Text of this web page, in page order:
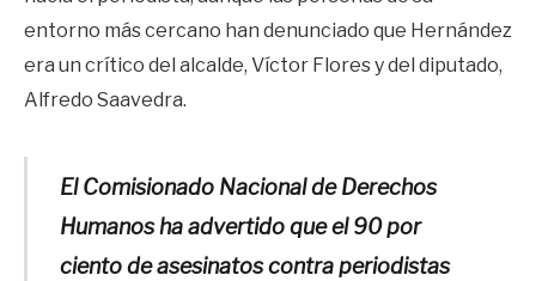
entorno más cercano han denunciado que Hernández
era un crítico del alcalde, Víctor Flores y del diputado,
Alfredo Saavedra.
El Comisionado Nacional de Derechos
Humanos ha advertido que el 90 por
ciento de asesinatos contra periodistas